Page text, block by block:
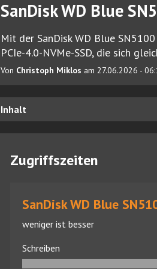
SanDisk WD Blue
Mit der SanDisk WD Blue
PCIe-4.0-NVMe-SSD, die sich
Von Christoph Miklos am 27.06.2026 -
Inhalt
Zugriffszeiten
SanDisk WD Blue
weniger ist besser
Schreiben